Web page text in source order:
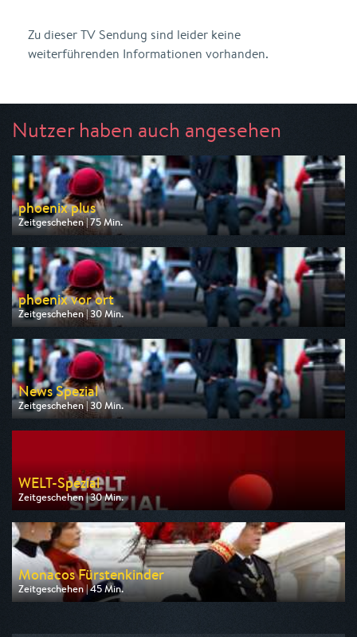
Zu dieser TV Sendung sind leider keine
weiterführenden Informationen vorhanden.
Nutzer haben auch angesehen
phoenix plus
Zeitgeschehen | 75 Min.
Ausgestrahlt von Phoenix
am 08.08.2026, 13:00
phoenix vor ort
Zeitgeschehen | 30 Min.
Ausgestrahlt von Phoenix
am 07.08.2026, 09:00
News Spezial
Zeitgeschehen | 30 Min.
Ausgestrahlt von n-tv
am 07.08.2026, 12:30
WELT-Spezial
Zeitgeschehen | 30 Min.
Ausgestrahlt von WELT
am 07.08.2026, 13:30
Monacos Fürstenkinder
Zeitgeschehen | 45 Min.
Ausgestrahlt von Phoenix